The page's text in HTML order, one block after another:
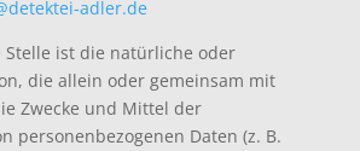
adler.de
ist die natürliche oder
die allein oder gemeinsam mit
Zwecke und Mittel der
personenbezogenen Daten (z. B.